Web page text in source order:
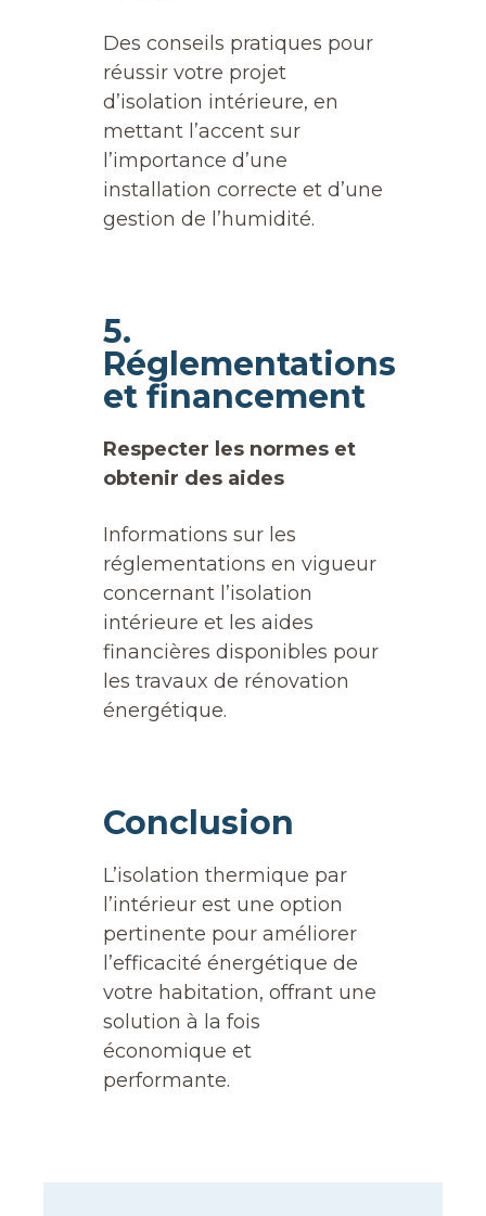
Des conseils pratiques pour
réussir votre projet
d’isolation intérieure, en
mettant l’accent sur
l’importance d’une
installation correcte et d’une
gestion de l’humidité.
5.
Réglementations
et financement
Respecter les normes et
obtenir des aides
Informations sur les
réglementations en vigueur
concernant l’isolation
intérieure et les aides
financières disponibles pour
les travaux de rénovation
énergétique.
Conclusion
L’isolation thermique par
l’intérieur est une option
pertinente pour améliorer
l’efficacité énergétique de
votre habitation, offrant une
solution à la fois
économique et
performante.